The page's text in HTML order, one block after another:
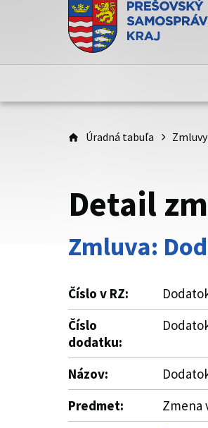
Doména psk.sk je
Toto je oficiálna
Úradná tabuľa
Detail
Zmluva:
Číslo v RZ:
Číslo
dodatku:
Názov:
Predmet:
Zmena